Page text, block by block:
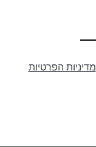
מדיניות הפרטיות